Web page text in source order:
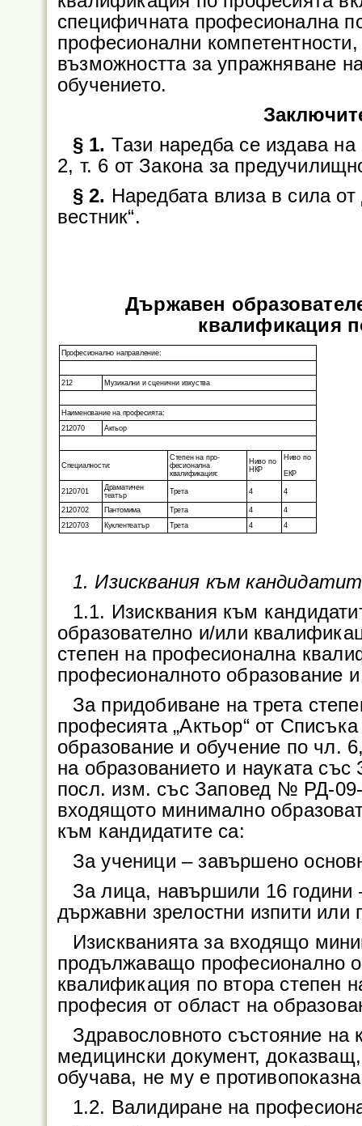
специфичната професионална
професионални
възможността за упражняване
обучението.
§ 1. Тази наредба се издава
2, т. 6 от Закона за
§ 2. Наредбата влиза в сила
вестник“.
Държавен
квалификация
Професионално направление:
212 Музикални и сценични изкуства
Наименование на професията:
212070
Актьор
Специалности:
Степен на про-
фесионална
квалификация:
Ниво по
НКР
Ниво по
ЕКР
2120701
Драматичен
театър
Трета 4 4
2120702 Пантомима Трета 4
4
2120703
Куклентеатър Трета 4 4
1. Изисквания към
1.1. Изисквания към
образователно и/или
степен на професионална
професионалното образование
За придобиване на трета
професията „Актьор“ от
образование и обучение по чл.
на образованието и науката
посл. изм. със Заповед № РД-09-
входящото минимално
към кандидатите са:
За ученици – завършено
За лица, навършили 16 години
държавни зрелостни изпити или
Изискванията за входящо
продължаващо професионално
квалификация по втора степен
професия от област на
Здравословното състояние на
медицински документ,
обучава, не му е
1.2. Валидиране на